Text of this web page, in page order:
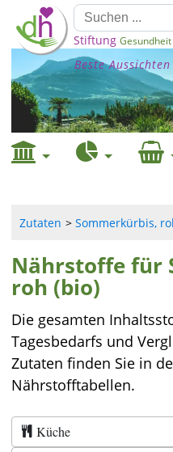
Stiftung
Beste
Zutaten Sommerkürbis,
Nährstoffe für
roh (bio)
Die gesamten
Tagesbedarfs und
Zutaten finden Sie in
Nährstofftabellen.
Küche